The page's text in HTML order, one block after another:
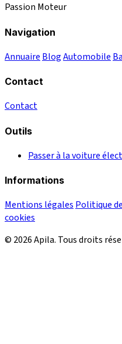
Passion Moteur
Navigation
Annuaire BlogAutomobile
Contact
Contact
Outils
Passer à la voiture
Informations
Mentions légales Politique
cookies
© 2026 Apila. Tous droits